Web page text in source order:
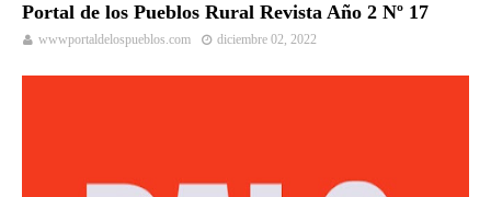
Portal de los Pueblos Rural Revista Año 2 Nº 17
wwwportaldelospueblos.com diciembre 02, 2022